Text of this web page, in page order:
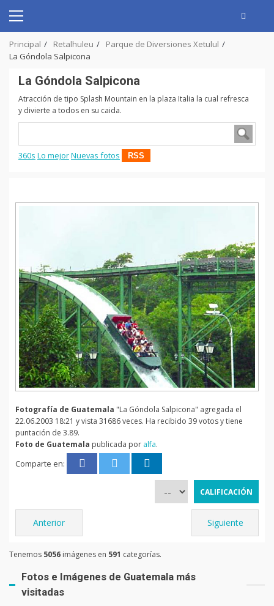
content
Primary
Principal Retalhuleu
Parque de Diversiones Xetulul
La Góndola Salpicona
La Góndola Salpicona
Atracción de tipo Splash Mountain en la plaza Italia la cual refresca
y divierte a todos en su caida.
360s Lo mejorNuevas fotos RSS
Fotografía de Guatemala "La Góndola Salpicona" agregada el
22.06.2003 18:21 y vista 31686 veces. Ha recibido 39 votos y tiene
puntación de 3.89.
Foto de Guatemala publicada por alfa.
Comparte en:
Anterior Siguiente
Tenemos 5056 imágenes en 591 categorías.
Fotos e Imágenes de Guatemala más
visitadas